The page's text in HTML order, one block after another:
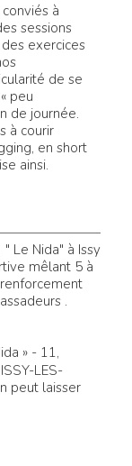
à
sessions
exercices
de se
peu
de journée.
à courir
en short
ainsi.
Le Nida" à Issy
mêlant 5 à
.
» - 11,
LES-
peut laisser